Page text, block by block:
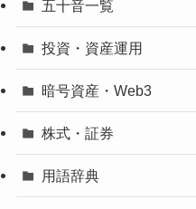
五十音一覧
投資・資産運用
暗号資産・Web3
株式・証券
用語辞典